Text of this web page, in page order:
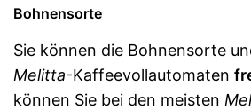
Bohnensorte
Sie können die Bohnensorte
Melitta-Kaffeevollautomaten
können Sie bei den meisten